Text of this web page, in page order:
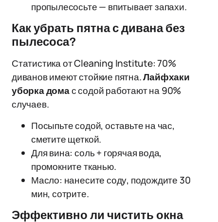
пропылесосьте — впитывает запахи.
Как убрать пятна с дивана без
пылесоса?
Статистика от Cleaning Institute: 70%
диванов имеют стойкие пятна.Лайфхаки
уборка домас содой работают на 90%
случаев.
Посыпьте содой, оставьте на час,
сметите щеткой.
Для вина: соль + горячая вода,
промокните тканью.
Масло: нанесите соду, подождите 30
мин, сотрите.
Эффективно ли чистить окна